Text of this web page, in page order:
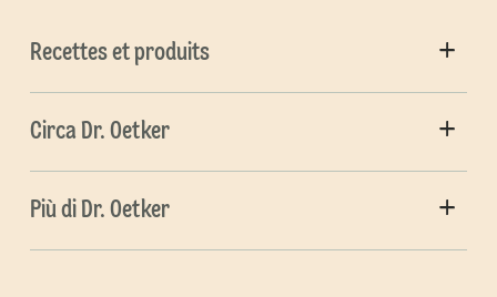
Recettes et produits
Circa Dr. Oetker
Più di Dr. Oetker